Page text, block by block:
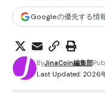
Googleの優先する情
Last Updated: 2026
ByJinaCoin編集部